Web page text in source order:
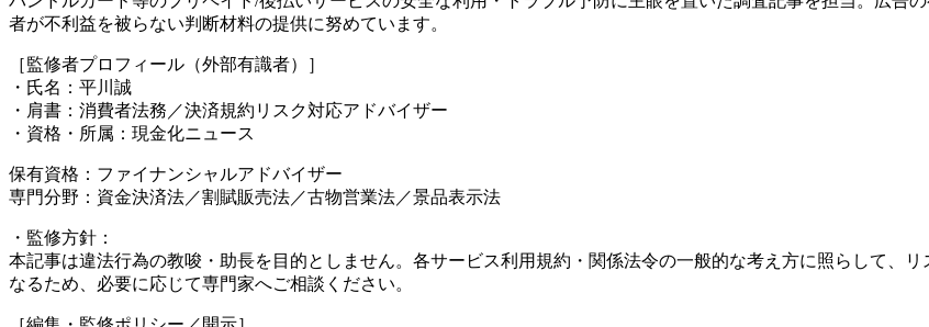
者が不利益を被らない判断材料の提供に努めています。
［監修者プロフィール（外部有識者）］
・氏名：平川誠
・肩書：消費者法務／決済規約リスク対応アドバイザー
・資格・所属：現金化ニュース
保有資格：ファイナンシャルアドバイザー
専門分野：資金決済法／割賦販売法／古物営業法／景品表示法
・監修方針：
本記事は違法行為の教唆・助長を目的としません。各サービス利用規約・関係法令の一般的な考え方に照らして、
なるため、必要に応じて専門家へご相談ください。